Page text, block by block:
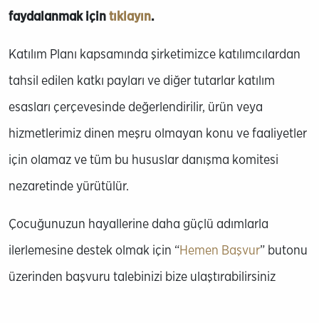
faydalanmak içintıklayın.
Katılım Planı kapsamında şirketimizce katılımcılardan
tahsil edilen katkı payları ve diğer tutarlar katılım
esasları çerçevesinde değerlendirilir, ürün veya
hizmetlerimiz dinen meşru olmayan konu ve faaliyetler
için olamaz ve tüm bu hususlar danışma komitesi
nezaretinde yürütülür.
Çocuğunuzun hayallerine daha güçlü adımlarla
ilerlemesine destek olmak için “Hemen Başvur” butonu
üzerinden başvuru talebinizi bize ulaştırabilirsiniz